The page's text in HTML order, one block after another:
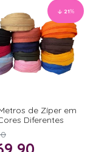
21%
de Zíper em
Diferentes